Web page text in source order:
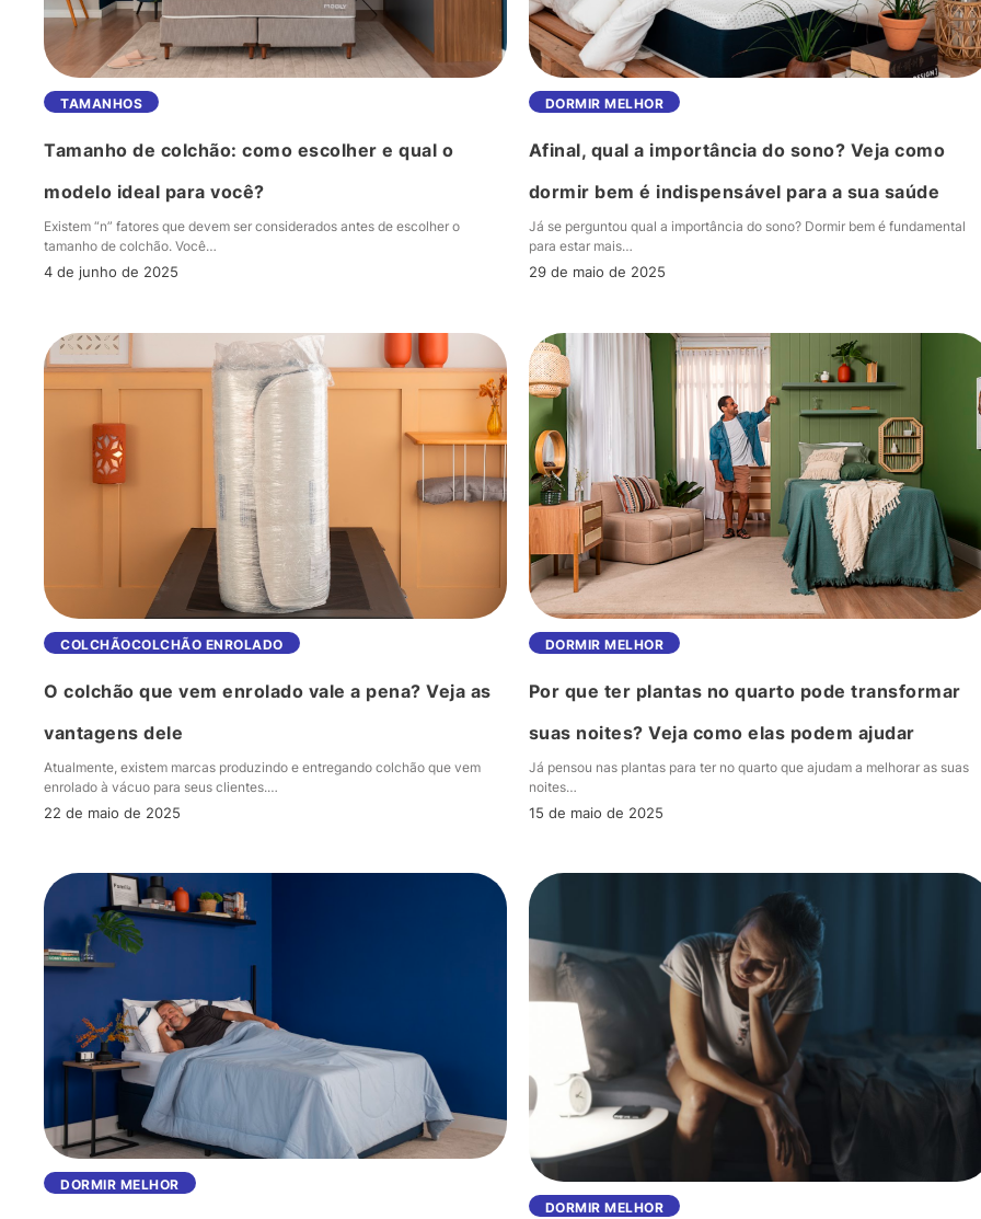
Tamanho
colchão:
como
escolher
e
ideal
para
você?
TAMANHOS
Tamanho de colchão: como escolher e qual o
modelo ideal para você?
Existem “n” fatores que devem ser considerados antes de escolher o
tamanho de colchão. Você…
4 de junho de 2025
Afinal,
a
importância
do
sono?
Veja
bem
é
indispensável
para
a
sua
saúde
DORMIR MELHOR
Afinal, qual a importância do sono? Veja como
dormir bem é indispensável para a sua saúde
Já se perguntou qual a importância do sono? Dormir bem é fundamental
para estar mais…
29 de maio de 2025
O
que
enrolado
vale
a
pena?
as
vantagens
COLCHÃOCOLCHÃO ENROLADO
O colchão que vem enrolado vale a pena? Veja as
vantagens dele
Atualmente, existem marcas produzindo e entregando colchão que vem
enrolado à vácuo para seus clientes.…
22 de maio de 2025
Por
ter
no
quarto
pode
transformar
noites?
Veja
elas
podem
ajudar
DORMIR MELHOR
Por que ter plantas no quarto pode transformar
suas noites? Veja como elas podem ajudar
Já pensou nas plantas para ter no quarto que ajudam a melhorar as suas
noites…
15 de maio de 2025
Melhor
DORMIR MELHOR
O
DORMIR MELHOR